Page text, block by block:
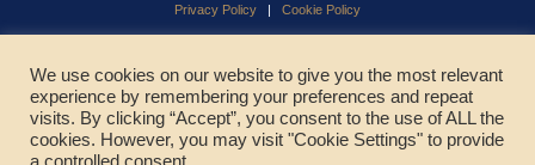
Privacy Policy | Cookie Policy
CHIAMA ADESSO
We use cookies on our website to give you the most relevant
experience by remembering your preferences and repeat
visits. By clicking “Accept”, you consent to the use of ALL the
cookies. However, you may visit "Cookie Settings" to provide